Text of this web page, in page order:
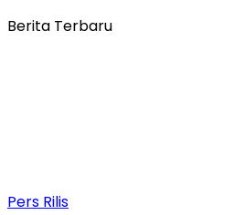
Berita Terbaru
Pers Rilis